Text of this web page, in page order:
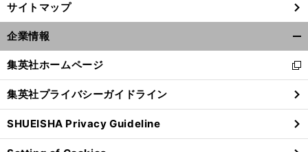
サイトマップ
企業情報
閉
る
集英社ホームページ
新
し
い
ウ
ィ
ン
集英社プライバシーガイドライン
SHUEISHA Privacy Guideline